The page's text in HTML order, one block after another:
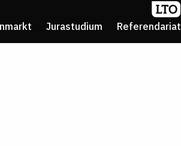
Jurastudium Referendariat